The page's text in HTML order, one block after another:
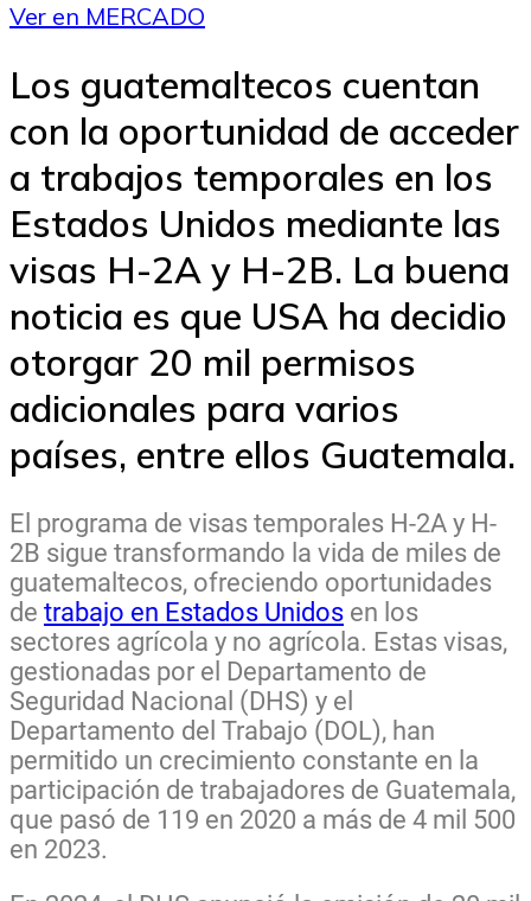
Ver en MERCADO
Los guatemaltecos cuentan
con la oportunidad de acceder
a trabajos temporales en los
Estados Unidos mediante las
visas H-2A y H-2B. La buena
noticia es que USA ha decidio
otorgar 20 mil permisos
adicionales para varios
países, entre ellos Guatemala.
El programa de visas temporales H-2A y H-
2B sigue transformando la vida de miles de
guatemaltecos, ofreciendo oportunidades
de trabajo en Estados Unidos en los
sectores agrícola y no agrícola. Estas visas,
gestionadas por el Departamento de
Seguridad Nacional (DHS) y el
Departamento del Trabajo (DOL), han
permitido un crecimiento constante en la
participación de trabajadores de Guatemala,
que pasó de 119 en 2020 a más de 4 mil 500
en 2023.